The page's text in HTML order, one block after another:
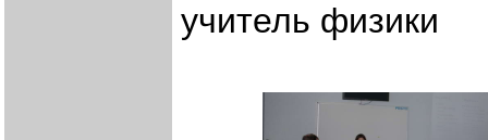
учитель физики